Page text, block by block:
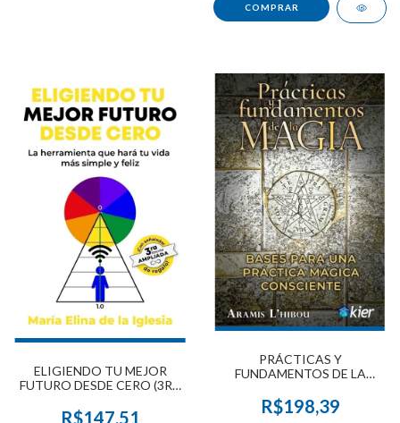
ELIGIENDO TU MEJOR
FUTURO DESDE CERO (3RA
R$147,51
PRÁCTICAS Y
FUNDAMENTOS DE LA
R$198,39